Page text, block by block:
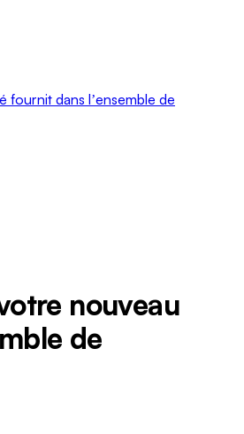
Édouard
dans lʼensemble de
nouveau
de